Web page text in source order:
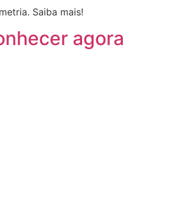
Saiba mais!
agora